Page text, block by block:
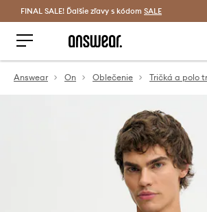
Šetrite s Answear Club >
FINAL SALE! Ďalšie zľavy s kódom SALE
Answear On Oblečenie Tričká a polo